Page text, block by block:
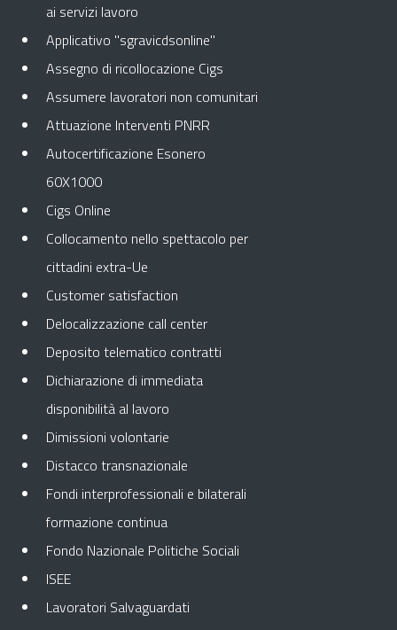
ai servizi lavoro
Applicativo "sgravicdsonline"
Assegno di ricollocazione Cigs
Assumere lavoratori non comunitari
Attuazione Interventi PNRR
Autocertificazione Esonero
60X1000
Cigs Online
Collocamento nello spettacolo per
cittadini extra-Ue
Customer satisfaction
Delocalizzazione call center
Deposito telematico contratti
Dichiarazione di immediata
disponibilità al lavoro
Dimissioni volontarie
Distacco transnazionale
Fondi interprofessionali e bilaterali
formazione continua
Fondo Nazionale Politiche Sociali
ISEE
Lavoratori Salvaguardati